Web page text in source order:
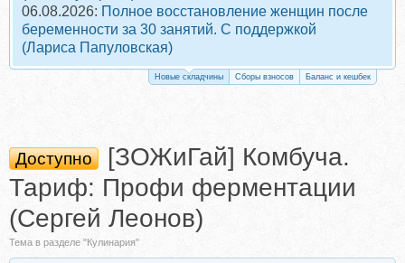
06.08.2026: Полное восстановление женщин после
беременности за 30 занятий. С поддержкой
(Лариса Папуловская)
Новые складчины Сборы взносов Баланс и кешбек
Доступно
[ЗОЖиГай] Комбуча.
Тариф: Профи ферментации
(Сергей Леонов)
Тема в разделе "Кулинария"